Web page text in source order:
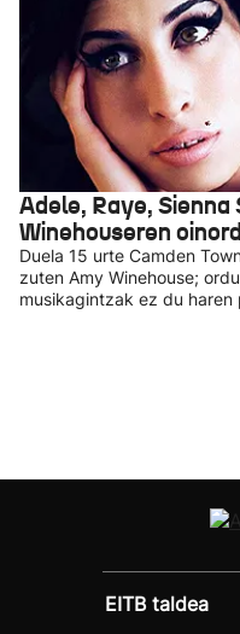
Adele, Raye,
Winehouseren
Duela 15 urte Camden
zuten Amy Winehouse;
musikagintzak ez du haren
EITB taldea